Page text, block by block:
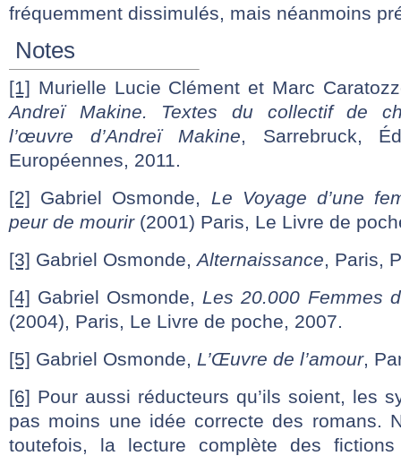
fréquemment dissimulés, mais néanmoins
Notes
[1] Murielle Lucie Clément et Marc
Andreï Makine. Textes du collectif de
l’œuvre d’Andreï Makine, Sarrebruck,
Européennes, 2011.
[2] Gabriel Osmonde, Le Voyage d’une
peur de mourir(2001) Paris, Le Livre de
[3] Gabriel Osmonde,Alternaissance, Paris,
[4] Gabriel Osmonde, Les 20.000 Femmes
(2004), Paris, Le Livre de poche, 2007.
[5] Gabriel Osmonde, L’Œuvre de l’amour,
[6] Pour aussi réducteurs qu’ils soient, les
pas moins une idée correcte des romans.
toutefois, la lecture complète des